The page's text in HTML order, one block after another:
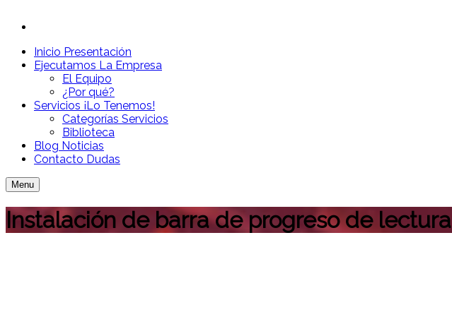
Inicio Presentación
Ejecutamos La Empresa
El Equipo
¿Por qué?
Servicios ¡Lo Tenemos!
Categorías Servicios
Biblioteca
Blog Noticias
Contacto Dudas
Menu
Instalación de barra de progreso de lectura